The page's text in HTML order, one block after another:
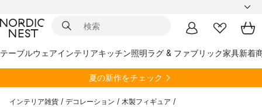
テーブルウェアインテリアキッチン照明ラグ & ファブリック家具新着
夏の新作をチェック
インテリア雑貨 / デコレーション / 木製フィギュア /